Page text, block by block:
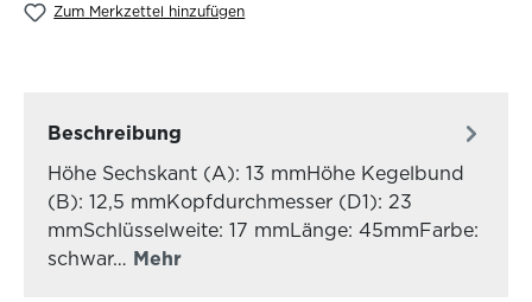
Zum Merkzettel hinzufügen
Beschreibung
Höhe Sechskant (A): 13 mmHöhe Kegelbund
(B): 12,5 mmKopfdurchmesser (D1): 23
mmSchlüsselweite: 17 mmLänge: 45mmFarbe:
schwar… Mehr